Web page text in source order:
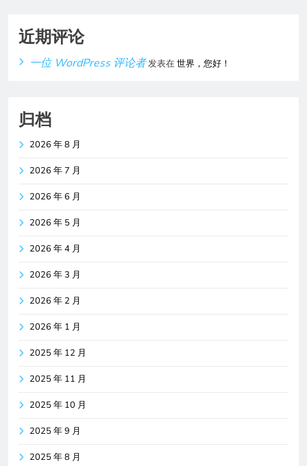
近期评论
一位 WordPress 评论者发表在世界，您好！
归档
2026 年 8 月
2026 年 7 月
2026 年 6 月
2026 年 5 月
2026 年 4 月
2026 年 3 月
2026 年 2 月
2026 年 1 月
2025 年 12 月
2025 年 11 月
2025 年 10 月
2025 年 9 月
2025 年 8 月